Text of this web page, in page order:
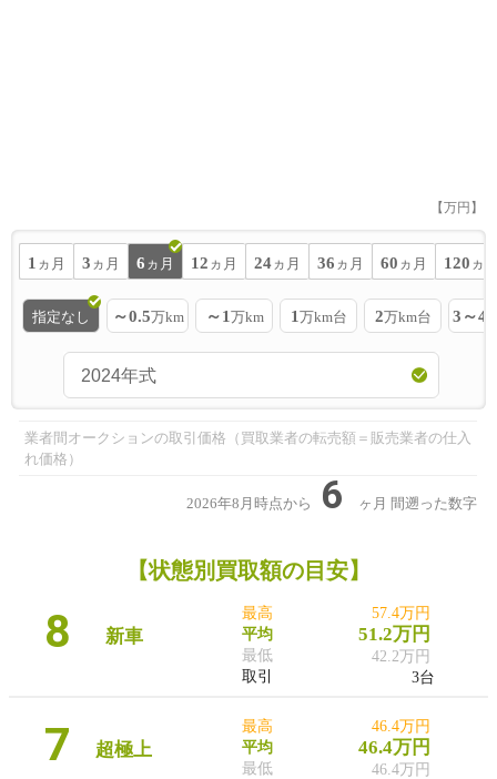
【万円】
1 ヵ月 3 ヵ月 6 ヵ月 12 ヵ月 24 ヵ月 36 ヵ月 60 ヵ月 120 ヵ
指定なし ～0.5万km ～1 万km 1 万km台 2万km台 3～4
業者間オークションの取引価格（買取業者の転売額＝販売業者の仕入
れ価格）
2026年8月時点から 6 ヶ月 間遡った数字
【状態別買取額の目安】
8 新車
最高
平均
最低
取引
57.4万円
51.2万円
42.2万円
3台
7 超極上
最高
平均
最低
46.4万円
46.4万円
46.4万円